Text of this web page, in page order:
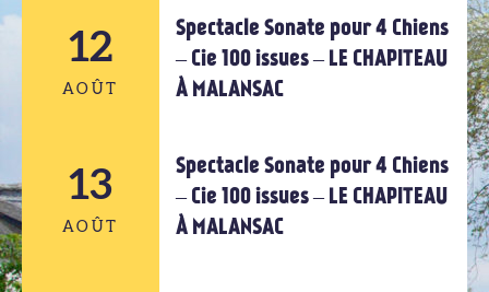
12
AOÛT
12
AOÛT
Spectacle Sonate pour 4 Chiens
– Cie 100 issues – LE CHAPITEAU
À MALANSAC
13
AOÛT
Spectacle Sonate pour 4 Chiens
– Cie 100 issues – LE CHAPITEAU
À MALANSAC